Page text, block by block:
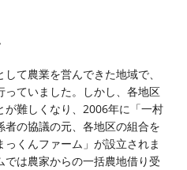
て農業を営んできた地域で、
ていました。しかし、各地区
が難しくなり、2006年に「一村
の協議の元、各地区の組合を
くんファーム」が設立されま
では農家からの一括農地借り受